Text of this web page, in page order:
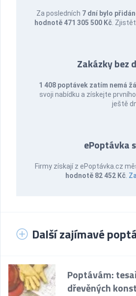
Za posledních 7 dní bylo
hodnotě 471 305 500 Kč .
Zakázky bez
1 408 poptávek zatím nemá
svoji nabídku a získejte
ještě
ePoptávka
Firmy získají z ePoptávka.cz
hodnotě 82 452 Kč
Další zajímavé
Poptávám:
dřevěných